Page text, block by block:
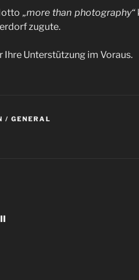
„more than photography“
zugute.
Ihre Unterstützung im Voraus.
/ GENERAL